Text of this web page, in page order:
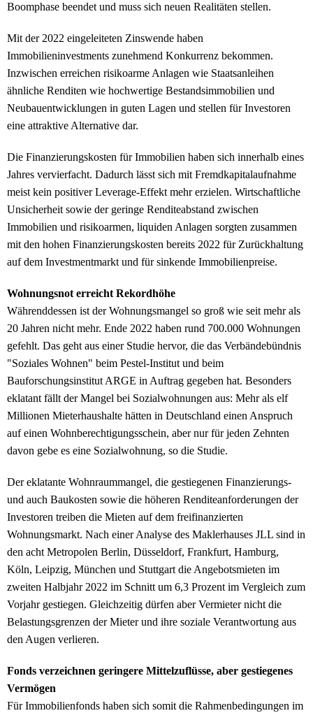
Boomphase beendet und muss sich neuen Realitäten stellen.
Mit der 2022 eingeleiteten Zinswende haben
Immobilieninvestments zunehmend Konkurrenz bekommen.
Inzwischen erreichen risikoarme Anlagen wie Staatsanleihen
ähnliche Renditen wie hochwertige Bestandsimmobilien und
Neubauentwicklungen in guten Lagen und stellen für Investoren
eine attraktive Alternative dar.
Die Finanzierungskosten für Immobilien haben sich innerhalb eines
Jahres vervierfacht. Dadurch lässt sich mit Fremdkapitalaufnahme
meist kein positiver Leverage-Effekt mehr erzielen. Wirtschaftliche
Unsicherheit sowie der geringe Renditeabstand zwischen
Immobilien und risikoarmen, liquiden Anlagen sorgten zusammen
mit den hohen Finanzierungskosten bereits 2022 für Zurückhaltung
auf dem Investmentmarkt und für sinkende Immobilienpreise.
Wohnungsnot erreicht Rekordhöhe
Währenddessen ist der Wohnungsmangel so groß wie seit mehr als
20 Jahren nicht mehr. Ende 2022 haben rund 700.000 Wohnungen
gefehlt. Das geht aus einer Studie hervor, die das Verbändebündnis
"Soziales Wohnen" beim Pestel-Institut und beim
Bauforschungsinstitut ARGE in Auftrag gegeben hat. Besonders
eklatant fällt der Mangel bei Sozialwohnungen aus: Mehr als elf
Millionen Mieterhaushalte hätten in Deutschland einen Anspruch
auf einen Wohnberechtigungsschein, aber nur für jeden Zehnten
davon gebe es eine Sozialwohnung, so die Studie.
Der eklatante Wohnraummangel, die gestiegenen Finanzierungs-
und auch Baukosten sowie die höheren Renditeanforderungen der
Investoren treiben die Mieten auf dem freifinanzierten
Wohnungsmarkt. Nach einer Analyse des Maklerhauses JLL sind in
den acht Metropolen Berlin, Düsseldorf, Frankfurt, Hamburg,
Köln, Leipzig, München und Stuttgart die Angebotsmieten im
zweiten Halbjahr 2022 im Schnitt um 6,3 Prozent im Vergleich zum
Vorjahr gestiegen. Gleichzeitig dürfen aber Vermieter nicht die
Belastungsgrenzen der Mieter und ihre soziale Verantwortung aus
den Augen verlieren.
Fonds verzeichnen geringere Mittelzuflüsse, aber gestiegenes
Vermögen
Für Immobilienfonds haben sich somit die Rahmenbedingungen im